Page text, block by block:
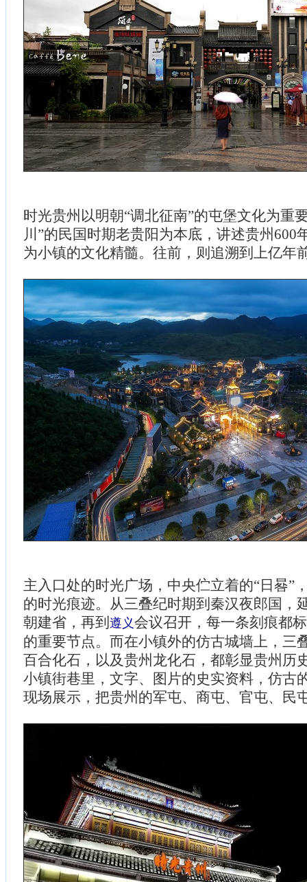
时光贵州以明朝“调北征南”的屯堡文化为重
川”的民国时期老贵阳为本底，讲述贵州600
为小镇的文化精髓。往前，则追溯到上亿年
主入口处的时光广场，中央伫立着的“日晷”
的时光痕迹。从三叠纪时期到秦汉夜郎国，
朝建省，再到 遵义会议召开，每一条刻痕都
的重要节点。而在小镇外的仿古城墙上，三
百合化石，以及贵州龙化石，都彰显贵州历
小镇街巷里，文字、图片的史实资料，仿古
现场展示，把贵州的军屯、商屯、官屯、民